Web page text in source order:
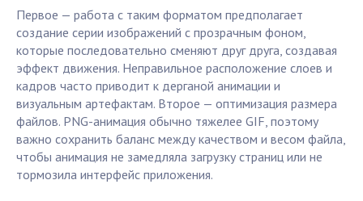
Первое — работа с таким форматом предполагает
создание серии изображений с прозрачным фоном,
которые последовательно сменяют друг друга, создавая
эффект движения. Неправильное расположение слоев и
кадров часто приводит к дерганой анимации и
визуальным артефактам. Второе — оптимизация размера
файлов. PNG-анимация обычно тяжелее GIF, поэтому
важно сохранить баланс между качеством и весом файла,
чтобы анимация не замедляла загрузку страниц или не
тормозила интерфейс приложения.